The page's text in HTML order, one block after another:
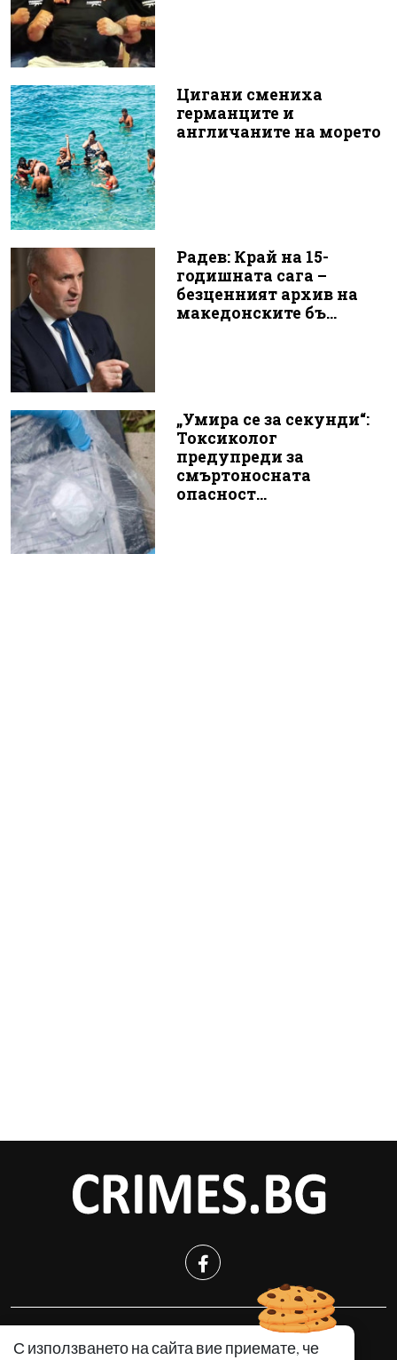
Цигани смениха
германците и
англичаните на морето
Радев: Край на 15-
годишната сага –
безценният архив на
македонските бъ...
„Умира се за секунди“:
Токсиколог
предупреди за
смъртоносната
опасност...
С използването на сайта вие приемате, че
КРИМИНАЛНО